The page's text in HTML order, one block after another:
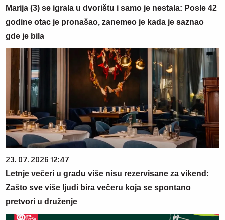
Marija (3) se igrala u dvorištu i samo je nestala: Posle 42
godine otac je pronašao, zanemeo je kada je saznao
gde je bila
23. 07. 2026 12:47
Letnje večeri u gradu više nisu rezervisane za vikend:
Zašto sve više ljudi bira večeru koja se spontano
pretvori u druženje